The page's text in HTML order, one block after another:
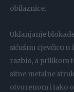
obilaznice.
Uklanjanje
sićušnu cjevčicu u
razbio, a prilikom
sitne metalne
otvorenom i tako